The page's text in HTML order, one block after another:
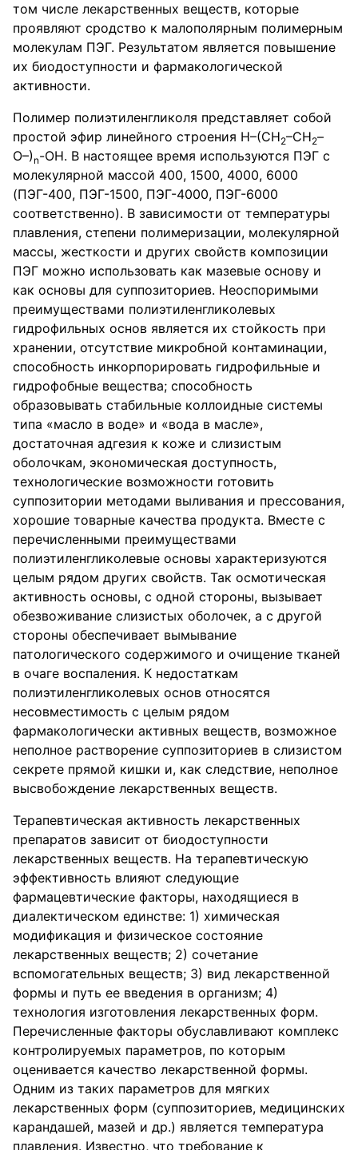
том числе лекарственных веществ, которые
проявляют сродство к малополярным полимерным
молекулам ПЭГ. Результатом является повышение
их биодоступности и фармакологической
активности.
Полимер полиэтиленгликоля представляет собой
простой эфир линейного строения Н–(СН2–СН2–
О–) n-ОН. В настоящее время используются ПЭГ с
молекулярной массой 400, 1500, 4000, 6000
(ПЭГ-400, ПЭГ-1500, ПЭГ-4000, ПЭГ-6000
соответственно). В зависимости от температуры
плавления, степени полимеризации, молекулярной
массы, жесткости и других свойств композиции
ПЭГ можно использовать как мазевые основу и
как основы для суппозиториев. Неоспоримыми
преимуществами полиэтиленгликолевых
гидрофильных основ является их стойкость при
хранении, отсутствие микробной контаминации,
способность инкорпорировать гидрофильные и
гидрофобные вещества; способность
образовывать стабильные коллоидные системы
типа «масло в воде» и «вода в масле»,
достаточная адгезия к коже и слизистым
оболочкам, экономическая доступность,
технологические возможности готовить
суппозитории методами выливания и прессования,
хорошие товарные качества продукта. Вместе с
перечисленными преимуществами
полиэтиленгликолевые основы характеризуются
целым рядом других свойств. Так осмотическая
активность основы, с одной стороны, вызывает
обезвоживание слизистых оболочек, а с другой
стороны обеспечивает вымывание
патологического содержимого и очищение тканей
в очаге воспаления. К недостаткам
полиэтиленгликолевых основ относятся
несовместимость с целым рядом
фармакологически активных веществ, возможное
неполное растворение суппозиториев в слизистом
секрете прямой кишки и, как следствие, неполное
высвобождение лекарственных веществ.
Терапевтическая активность лекарственных
препаратов зависит от биодоступности
лекарственных веществ. На терапевтическую
эффективность влияют следующие
фармацевтические факторы, находящиеся в
диалектическом единстве: 1) химическая
модификация и физическое состояние
лекарственных веществ; 2) сочетание
вспомогательных веществ; 3) вид лекарственной
формы и путь ее введения в организм; 4)
технология изготовления лекарственных форм.
Перечисленные факторы обуславливают комплекс
контролируемых параметров, по которым
оценивается качество лекарственной формы.
Одним из таких параметров для мягких
лекарственных форм (суппозиториев, медицинских
карандашей, мазей и др.) является температура
плавления. Известно, что требование к